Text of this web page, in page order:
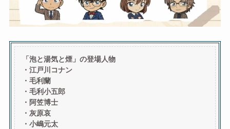
「泡と湯気と煙」の登場人物
・江戸川コナン
・毛利蘭
・毛利小五郎
・ 阿笠博士
・灰原哀
・小嶋元太